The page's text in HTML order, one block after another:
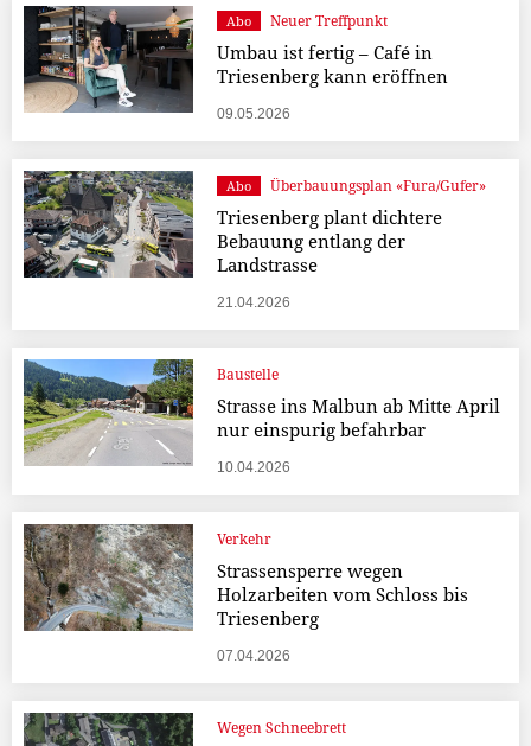
Abo Neuer Treffpunkt
Umbau ist fertig – Café in
Triesenberg kann eröffnen
09.05.2026
Abo Überbauungsplan «Fura/Gufer»
Triesenberg plant dichtere
Bebauung entlang der
Landstrasse
21.04.2026
Baustelle
Strasse ins Malbun ab Mitte April
nur einspurig befahrbar
10.04.2026
Verkehr
Strassensperre wegen
Holzarbeiten vom Schloss bis
Triesenberg
07.04.2026
Wegen Schneebrett